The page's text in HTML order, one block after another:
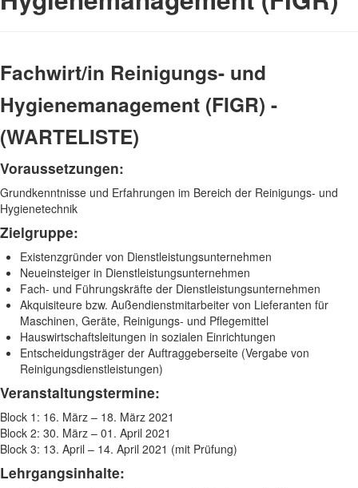
Fachwirt/in Reinigungs- und
Hygienemanagement (FIGR) -
(WARTELISTE)
Voraussetzungen:
Grundkenntnisse und Erfahrungen im Bereich der Reinigungs- und
Hygienetechnik
Zielgruppe:
Existenzgründer von Dienstleistungsunternehmen
Neueinsteiger in Dienstleistungsunternehmen
Fach- und Führungskräfte der Dienstleistungsunternehmen
Akquisiteure bzw. Außendienstmitarbeiter von Lieferanten für
Maschinen, Geräte, Reinigungs- und Pflegemittel
Hauswirtschaftsleitungen in sozialen Einrichtungen
Entscheidungsträger der Auftraggeberseite (Vergabe von
Reinigungsdienstleistungen)
Veranstaltungstermine:
Block 1: 16. März – 18. März 2021
Block 2: 30. März – 01. April 2021
Block 3: 13. April – 14. April 2021 (mit Prüfung)
Lehrgangsinhalte: